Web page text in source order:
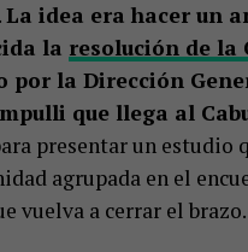
La idea era hacer un
la resolución de
por la Dirección
que llega al
presentar un estudio
agrupada en el
vuelva a cerrar el brazo.